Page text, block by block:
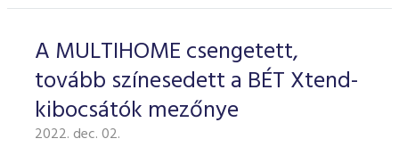
A MULTIHOME csengetett,
tovább színesedett a BÉT Xtend-
kibocsátók mezőnye
2022. dec. 02.